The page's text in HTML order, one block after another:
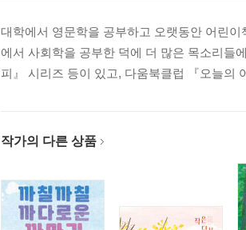
대학에서 영문학을 공부하고 오랫동안 어린
에서 사회학을 공부한 덕에 더 많은 목소리들
피』 시리즈 등이 있고, 다움북클럽 『오늘의
작가의 다른 상품